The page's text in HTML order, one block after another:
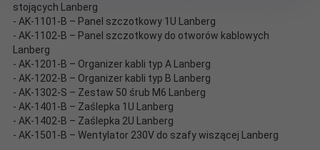
stojących Lanberg
- AK-1101-B – Panel szczotkowy 1U Lanberg
- AK-1102-B – Panel szczotkowy do otworów kablowych
Lanberg
- AK-1201-B – Organizer kabli typ A Lanberg
- AK-1202-B – Organizer kabli typ B Lanberg
- AK-1302-S – Zestaw 50 śrub M6 Lanberg
- AK-1401-B – Zaślepka 1U Lanberg
- AK-1402-B – Zaślepka 2U Lanberg
- AK-1501-B – Wentylator 230V do szafy wiszącej Lanberg